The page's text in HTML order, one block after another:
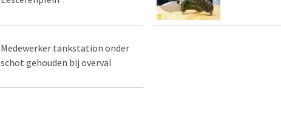
Medewerker tankstation onder
schot gehouden bij overval